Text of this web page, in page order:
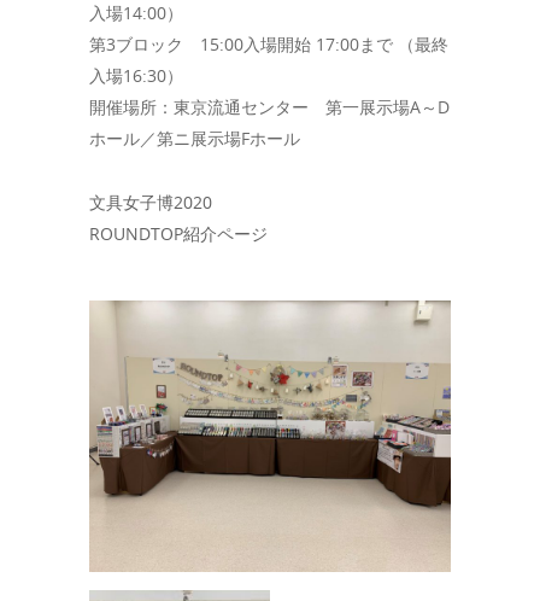
入場14:00）
第3ブロック 15:00入場開始 17:00まで （最終
入場16:30）
開催場所：東京流通センター 第一展示場A～D
ホール／第ニ展示場Fホール
文具女子博2020
ROUNDTOP紹介ページ